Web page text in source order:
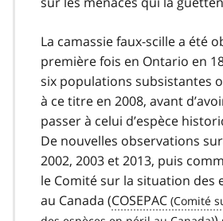
La camassie faux-scille a été
première fois en Ontario en
six populations subsistantes
à ce titre en 2008, avant
passer à celui d’espèce
De nouvelles observations
2002, 2003 et 2013, puis
le Comité sur la situation des
au Canada (COSEPAC